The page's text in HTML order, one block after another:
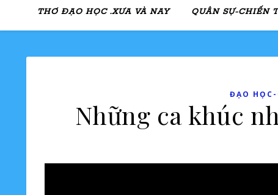
THƠ ĐẠO HỌC .XƯA VÀ NAY QUÂN SỰ-CHIẾN
ĐẠO
Những ca khúc